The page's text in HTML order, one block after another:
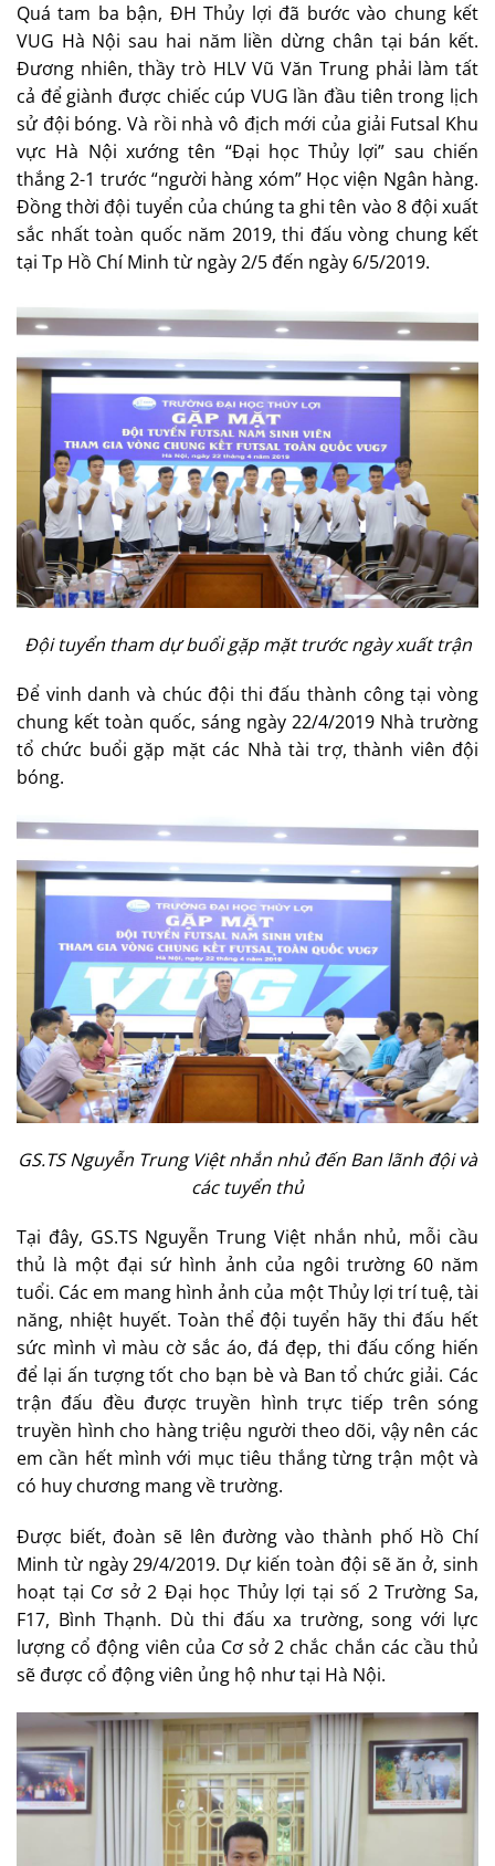
Quá tam ba bận, ĐH Thủy lợi đã bước vào chung kết
VUG Hà Nội sau hai năm liền dừng chân tại bán kết.
Đương nhiên, thầy trò HLV Vũ Văn Trung phải làm tất
cả để giành được chiếc cúp VUG lần đầu tiên trong lịch
sử đội bóng. Và rồi nhà vô địch mới của giải Futsal Khu
vực Hà Nội xướng tên “Đại học Thủy lợi” sau chiến
thắng 2-1 trước “người hàng xóm” Học viện Ngân hàng.
Đồng thời đội tuyển của chúng ta ghi tên vào 8 đội xuất
sắc nhất toàn quốc năm 2019, thi đấu vòng chung kết
tại Tp Hồ Chí Minh từ ngày 2/5 đến ngày 6/5/2019.
Đội tuyển tham dự buổi gặp mặt trước ngày xuất trận
Để vinh danh và chúc đội thi đấu thành công tại vòng
chung kết toàn quốc, sáng ngày 22/4/2019 Nhà trường
tổ chức buổi gặp mặt các Nhà tài trợ, thành viên đội
bóng.
GS.TS Nguyễn Trung Việt nhắn nhủ đến Ban lãnh đội và
các tuyển thủ
Tại đây, GS.TS Nguyễn Trung Việt nhắn nhủ, mỗi cầu
thủ là một đại sứ hình ảnh của ngôi trường 60 năm
tuổi. Các em mang hình ảnh của một Thủy lợi trí tuệ, tài
năng, nhiệt huyết. Toàn thể đội tuyển hãy thi đấu hết
sức mình vì màu cờ sắc áo, đá đẹp, thi đấu cống hiến
để lại ấn tượng tốt cho bạn bè và Ban tổ chức giải. Các
trận đấu đều được truyền hình trực tiếp trên sóng
truyền hình cho hàng triệu người theo dõi, vậy nên các
em cần hết mình với mục tiêu thắng từng trận một và
có huy chương mang về trường.
Được biết, đoàn sẽ lên đường vào thành phố Hồ Chí
Minh từ ngày 29/4/2019. Dự kiến toàn đội sẽ ăn ở, sinh
hoạt tại Cơ sở 2 Đại học Thủy lợi tại số 2 Trường Sa,
F17, Bình Thạnh. Dù thi đấu xa trường, song với lực
lượng cổ động viên của Cơ sở 2 chắc chắn các cầu thủ
sẽ được cổ động viên ủng hộ như tại Hà Nội.